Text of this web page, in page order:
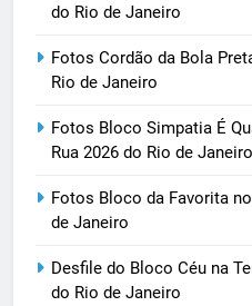
do Rio de Janeiro
Fotos Cordão da Bola
Rio de Janeiro
Fotos Bloco Simpatia É
Rua 2026 do Rio de Janeiro
Fotos Bloco da Favorita
de Janeiro
Desfile do Bloco Céu na
do Rio de Janeiro